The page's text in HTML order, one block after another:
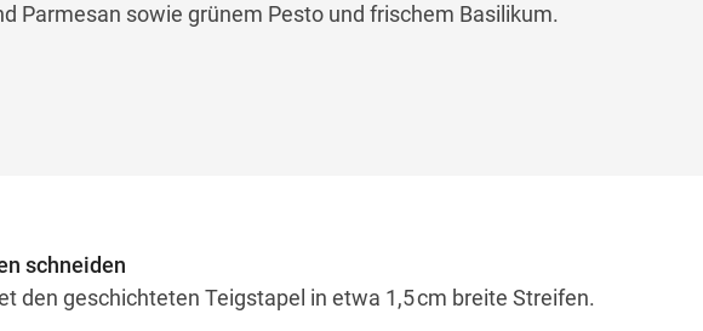
Parmesan sowie grünem Pesto und frischem Basilikum.
schneiden
den geschichteten Teigstapel in etwa 1,5 cm breite Streifen.